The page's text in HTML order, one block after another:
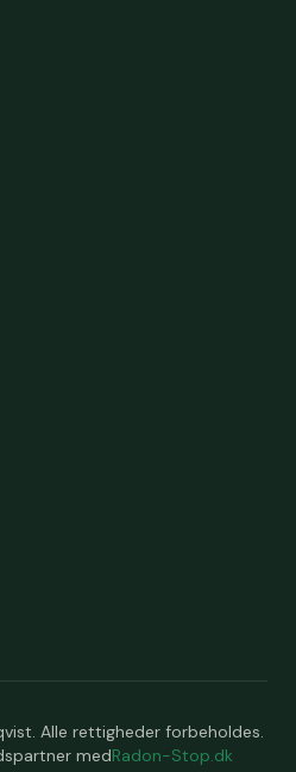
Alle rettigheder forbeholdes.
medRadon-Stop.dk